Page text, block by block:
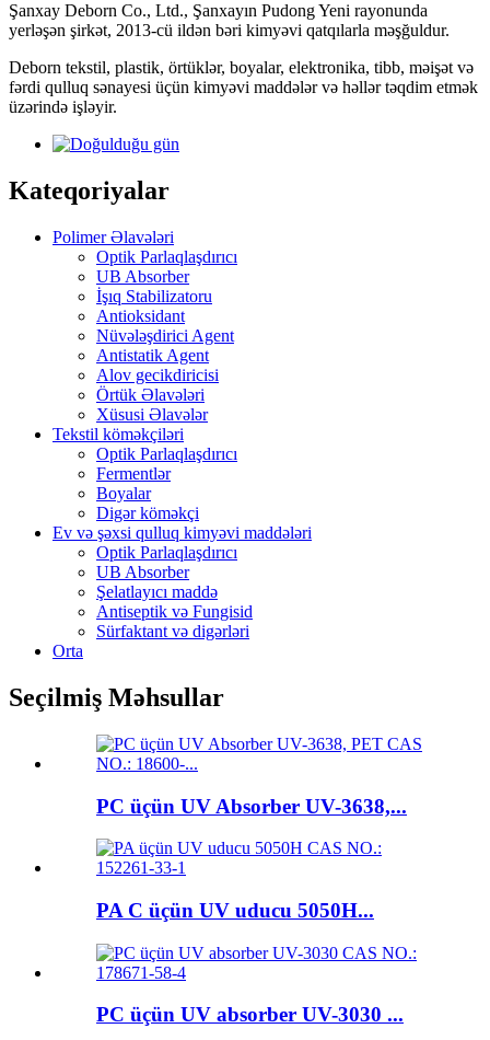
Şanxay Deborn Co., Ltd., Şanxayın Pudong Yeni rayonunda
yerləşən şirkət, 2013-cü ildən bəri kimyəvi qatqılarla məşğuldur.
Deborn tekstil, plastik, örtüklər, boyalar, elektronika, tibb, məişət və
fərdi qulluq sənayesi üçün kimyəvi maddələr və həllər təqdim etmək
üzərində işləyir.
Kateqoriyalar
Polimer Əlavələri
Optik Parlaqlaşdırıcı
UB Absorber
İşıq Stabilizatoru
Antioksidant
Nüvələşdirici Agent
Antistatik Agent
Alov gecikdiricisi
Örtük Əlavələri
Xüsusi Əlavələr
Tekstil köməkçiləri
Optik Parlaqlaşdırıcı
Fermentlər
Boyalar
Digər köməkçi
Ev və şəxsi qulluq kimyəvi maddələri
Optik Parlaqlaşdırıcı
UB Absorber
Şelatlayıcı maddə
Antiseptik və Fungisid
Sürfaktant və digərləri
Orta
Seçilmiş Məhsullar
PC üçün UV Absorber UV-3638,...
PA C üçün UV uducu 5050H...
PC üçün UV absorber UV-3030 ...